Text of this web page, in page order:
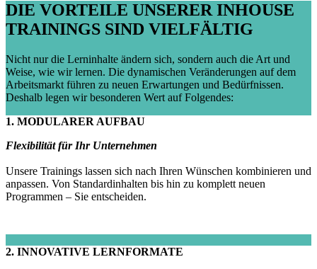
DIE VORTEILE UNSERER INHOUSE
TRAININGS SIND VIELFÄLTIG
Nicht nur die Lerninhalte ändern sich, sondern auch die Art und
Weise, wie wir lernen. Die dynamischen Veränderungen auf dem
Arbeitsmarkt führen zu neuen Erwartungen und Bedürfnissen.
Deshalb legen wir besonderen Wert auf Folgendes:
1. MODULARER AUFBAU
Flexibilität für Ihr Unternehmen
Unsere Trainings lassen sich nach Ihren Wünschen kombinieren und
anpassen. Von Standardinhalten bis hin zu komplett neuen
Programmen – Sie entscheiden.
2. INNOVATIVE LERNFORMATE